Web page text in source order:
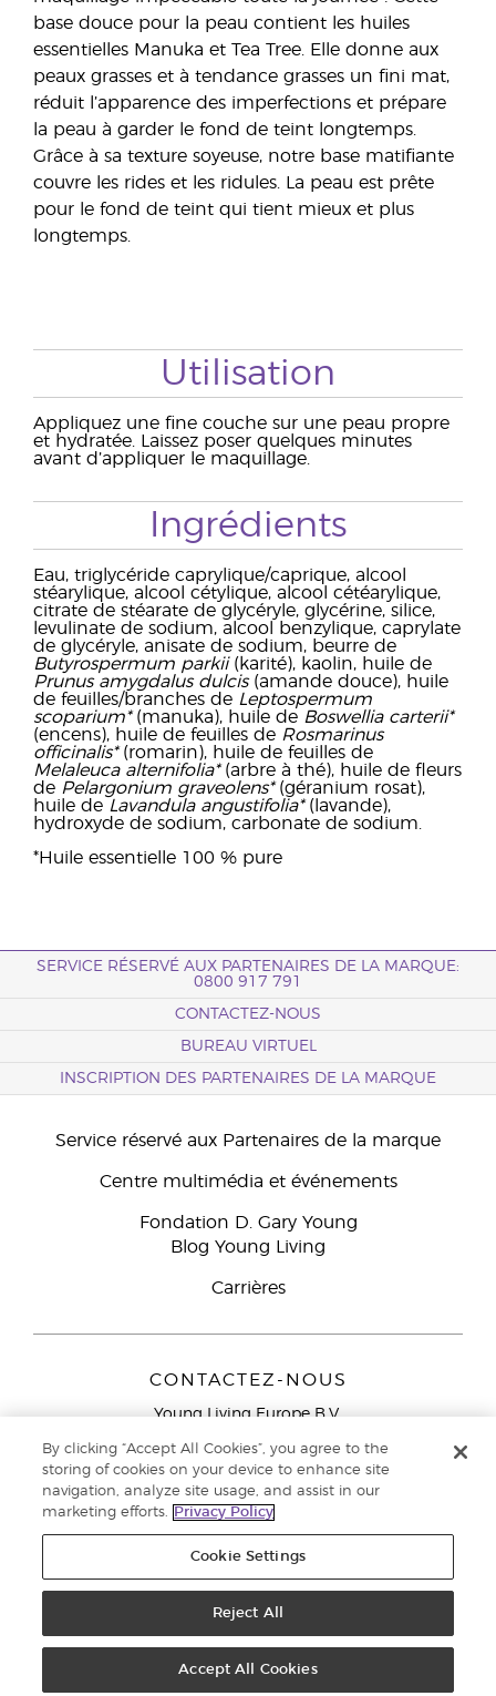
base douce pour la peau contient les huiles
essentielles Manuka et Tea Tree. Elle donne aux
peaux grasses et à tendance grasses un fini mat,
réduit l’apparence des imperfections et prépare
la peau à garder le fond de teint longtemps.
Grâce à sa texture soyeuse, notre base matifiante
couvre les rides et les ridules. La peau est prête
pour le fond de teint qui tient mieux et plus
longtemps.
Utilisation
Appliquez une fine couche sur une peau propre
et hydratée. Laissez poser quelques minutes
avant d’appliquer le maquillage.
Ingrédients
Eau, triglycéride caprylique/caprique, alcool
stéarylique, alcool cétylique, alcool cétéarylique,
citrate de stéarate de glycéryle, glycérine, silice,
levulinate de sodium, alcool benzylique, caprylate
de glycéryle, anisate de sodium, beurre de
Butyrospermum parkii(karité), kaolin, huile de
Prunus amygdalus dulcis(amande douce), huile
de feuilles/branches de Leptospermum
scoparium*(manuka), huile de Boswellia carterii*
(encens), huile de feuilles de Rosmarinus
officinalis*(romarin), huile de feuilles de
Melaleuca alternifolia*(arbre à thé), huile de fleurs
de Pelargonium graveolens*(géranium rosat),
huile de Lavandula angustifolia*(lavande),
hydroxyde de sodium, carbonate de sodium.
*Huile essentielle 100 % pure
SERVICE RÉSERVÉ AUX PARTENAIRES DE LA MARQUE:
0800 917 791
CONTACTEZ-NOUS
BUREAU VIRTUEL
INSCRIPTION DES PARTENAIRES DE LA MARQUE
Service réservé aux Partenaires de la marque
Centre multimédia et événements
Fondation D. Gary Young
Blog Young Living
Carrières
CONTACTEZ-NOUS
Young Living Europe B.V.
9727 AJ Groningen
Service réservé aux Partenaires de la marque
791
Politique de confidentialité
By clicking “Accept All Cookies”, you agree to the
storing of cookies on your device to enhance site
navigation, analyze site usage, and assist in our
marketing efforts.
Privacy Policy
Cookie Settings
Reject All
Accept All Cookies